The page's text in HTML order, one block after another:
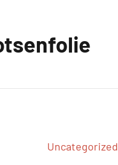
Uncategorized